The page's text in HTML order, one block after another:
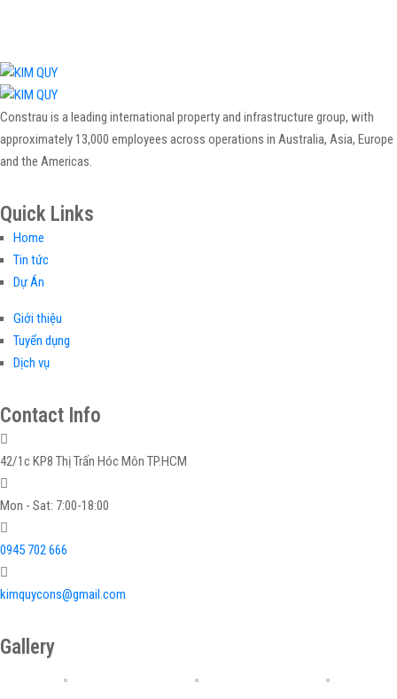
Constrau is a leading international property and infrastructure group, with
approximately 13,000 employees across operations in Australia, Asia, Europe
and the Americas.
Quick Links
Home
Tin tức
Dự Án
Giới thiệu
Tuyển dụng
Dịch vụ
Contact Info
42/1c KP8 Thị Trấn Hóc Môn TP.HCM
Mon - Sat: 7:00-18:00
0945 702 666
kimquycons@gmail.com
Gallery